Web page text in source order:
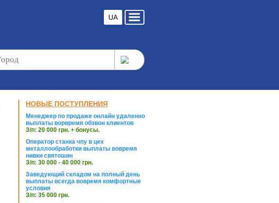
UA
НОВЫЕ ПОСТУПЛЕНИЯ
Менеджер по продаже онлайн удаленно
выплаты ворвремя обзвон клиентов
З/п: 20 000 грн. + бонусы.
Оператор станка чпу в цех
металлообработки выплаты вовремя
нивки святошин
З/п: 30 000 - 40 000 грн.
Заведующий складом на полный день
выплаты всегда вовремя комфортные
условия
З/п: 35 000 грн.